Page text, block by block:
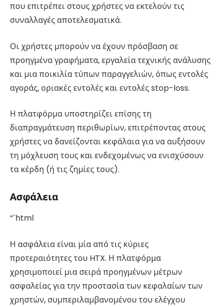
που επιτρέπει στους χρήστες να εκτελούν τις
συναλλαγές αποτελεσματικά.
Οι χρήστες μπορούν να έχουν πρόσβαση σε
προηγμένα γραφήματα, εργαλεία τεχνικής ανάλυσης
και μια ποικιλία τύπων παραγγελιών, όπως εντολές
αγοράς, οριακές εντολές και εντολές stop-loss.
Η πλατφόρμα υποστηρίζει επίσης τη
διαπραγμάτευση περιθωρίων, επιτρέποντας στους
χρήστες να δανείζονται κεφάλαια για να αυξήσουν
τη μόχλευση τους και ενδεχομένως να ενισχύσουν
τα κέρδη (ή τις ζημίες τους).
Ασφάλεια
“`html
Η ασφάλεια είναι μία από τις κύριες
προτεραιότητες του HTX. Η πλατφόρμα
χρησιμοποιεί μια σειρά προηγμένων μέτρων
ασφαλείας για την προστασία των κεφαλαίων των
χρηστών, συμπεριλαμβανομένου του ελέγχου